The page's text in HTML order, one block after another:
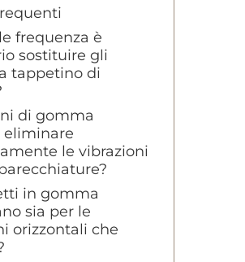
frequenza è
sostituire gli
tappetino di
di gomma
eliminare
le vibrazioni
in gomma
sia per le
orizzontali che